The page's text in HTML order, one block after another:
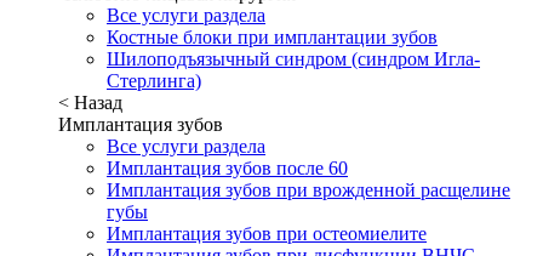
Все услуги раздела
Костные блоки при имплантации зубов
Шилоподъязычный синдром (синдром Игла-
Стерлинга)
< Назад
Имплантация зубов
Все услуги раздела
Имплантация зубов после 60
Имплантация зубов при врожденной расщелине
губы
Имплантация зубов при остеомиелите